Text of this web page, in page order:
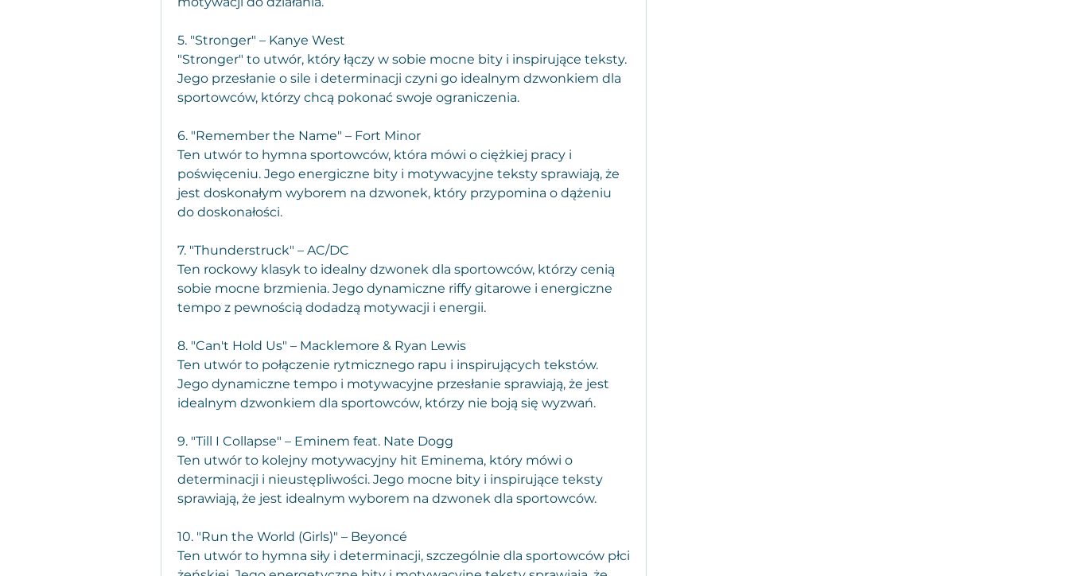
5. "Stronger" – Kanye West
"Stronger" to utwór, który łączy w sobie mocne bity i inspirujące teksty.
Jego przesłanie o sile i determinacji czyni go idealnym dzwonkiem dla
sportowców, którzy chcą pokonać swoje ograniczenia.
6. "Remember the Name" – Fort Minor
Ten utwór to hymna sportowców, która mówi o ciężkiej pracy i
poświęceniu. Jego energiczne bity i motywacyjne teksty sprawiają, że
jest doskonałym wyborem na dzwonek, który przypomina o dążeniu
do doskonałości.
7. "Thunderstruck" – AC/DC
Ten rockowy klasyk to idealny dzwonek dla sportowców, którzy cenią
sobie mocne brzmienia. Jego dynamiczne riffy gitarowe i energiczne
tempo z pewnością dodadzą motywacji i energii.
8. "Can't Hold Us" – Macklemore & Ryan Lewis
Ten utwór to połączenie rytmicznego rapu i inspirujących tekstów.
Jego dynamiczne tempo i motywacyjne przesłanie sprawiają, że jest
idealnym dzwonkiem dla sportowców, którzy nie boją się wyzwań.
9. "Till I Collapse" – Eminem feat. Nate Dogg
Ten utwór to kolejny motywacyjny hit Eminema, który mówi o
determinacji i nieustępliwości. Jego mocne bity i inspirujące teksty
sprawiają, że jest idealnym wyborem na dzwonek dla sportowców.
10. "Run the World (Girls)" – Beyoncé
Ten utwór to hymna siły i determinacji, szczególnie dla sportowców płci